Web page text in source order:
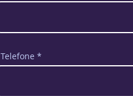
Telefone